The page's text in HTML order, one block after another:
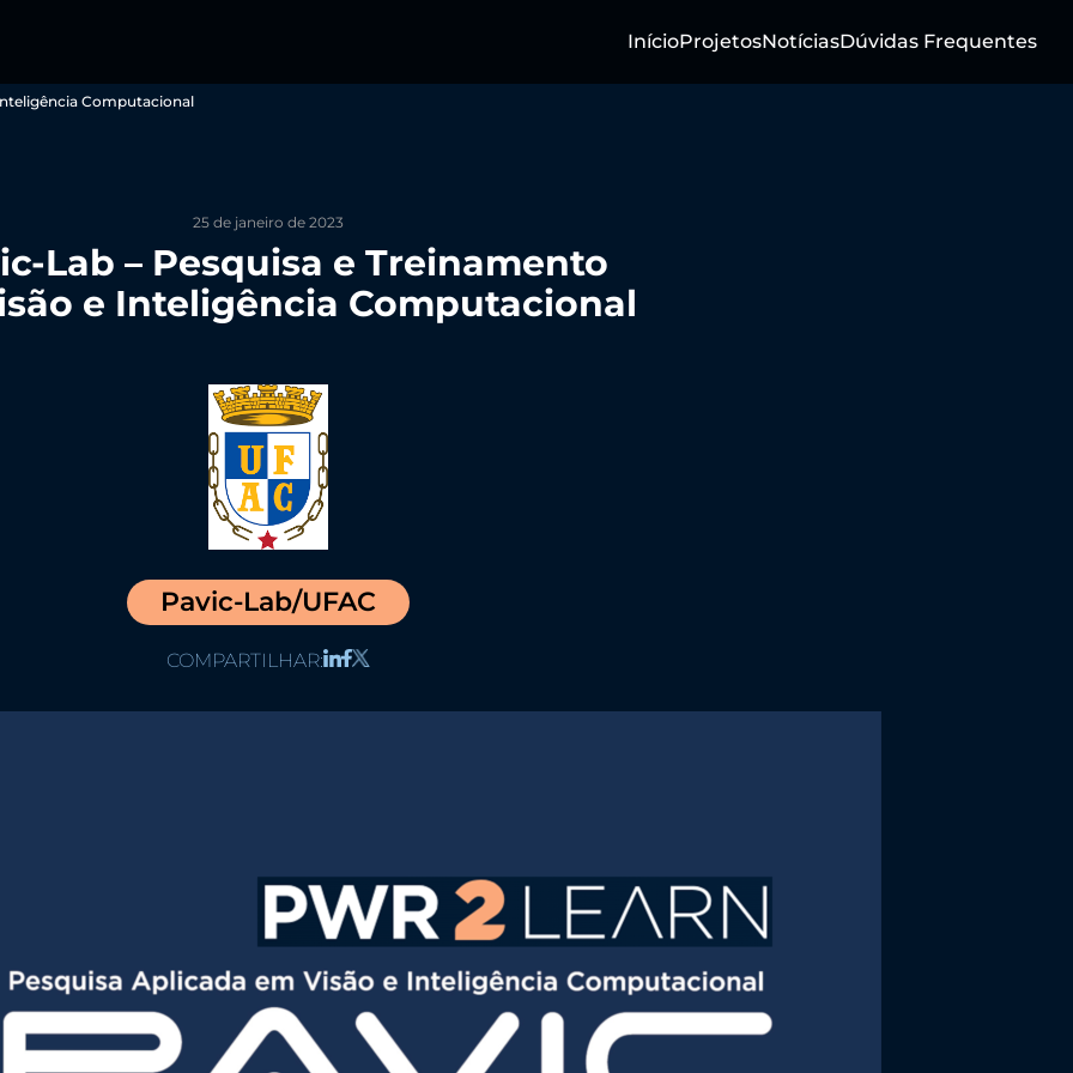
InícioProjetosNotíciasDúvidas Frequentes
Computacional
25 de janeiro de 2023
Lab – Pesquisa e Treinamento
e Inteligência Computacional
Pavic-Lab/UFAC
COMPARTILHAR: